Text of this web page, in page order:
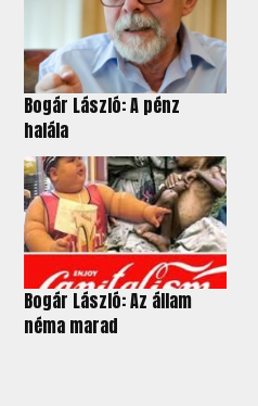
Bogár László: A pénz
halála
Bogár László: Az állam
néma marad